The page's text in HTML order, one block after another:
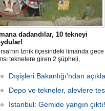
dadandılar, 10 tekneyi
İznik ilçesindeki limanda gece
teknelere giren 2 şüpheli,
Olay, güvenlik kameralarına
tekne sahiplerinin ihbarıyla
inceleme başlattı.
Dışişleri Bakanlığı'ndan
Depo ve tekneler, alevlere
İstanbul: Gemide yangın çıktı!